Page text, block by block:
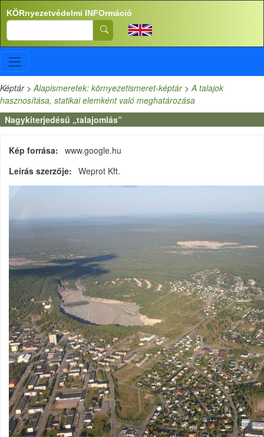
Ugrás a tartalomra
KÖRnyezetvédelmi INFOrmáció
Search
Képtár>Alapismeretek: környezetismeret-képtár>A talajok
hasznosítása, statikai elemként való meghatározása
Nagykiterjedésű „talajomlás”
Kép forrása
www.google.hu
Leírás szerzője
Weprot Kft.